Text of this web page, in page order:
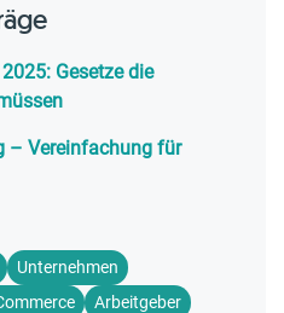
Gesetze die
– Vereinfachung für
Unternehmen
Arbeitgeber